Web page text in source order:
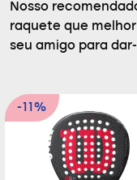
Nosso
raquete que
seu amigo para
-11%